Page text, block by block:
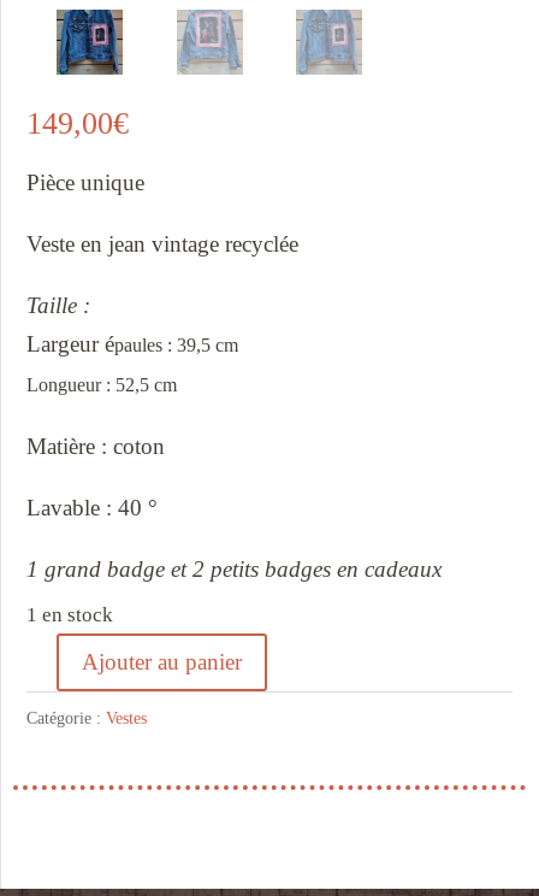
149,00€
Pièce unique
Veste en jean vintage recyclée
Taille :
Largeur épaules : 39,5 cm
Longueur : 52,5 cm
Matière : coton
Lavable : 40 °
1 grand badge et 2 petits badges en cadeaux
1 en stock
quantité
de
en
Ajouter au panier
Catégorie :Vestes